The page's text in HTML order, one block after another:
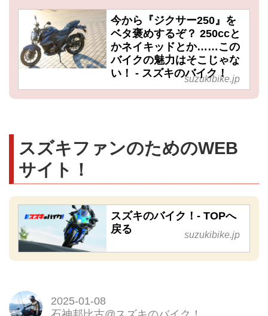
今から『ジクサー250』を
ベタ褒めするぞ？ 250ccと
かネイキッドとか……この
バイクの魅力はそこじゃな
い！ - スズキのバイク！
suzukibike.jp
スズキファンのためのWEB
サイト！
スズキのバイク！- TOPへ
戻る
suzukibike.jp
2025-01-08